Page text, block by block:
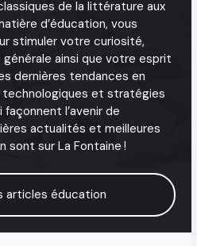
de la littérature aux
d’éducation, vous
stimuler votre curiosité,
ainsi que votre esprit
dernières tendances en
technologiques et stratégies
l’avenir de
actualités et meilleures
sont sur La Fontaine !
articles éducation